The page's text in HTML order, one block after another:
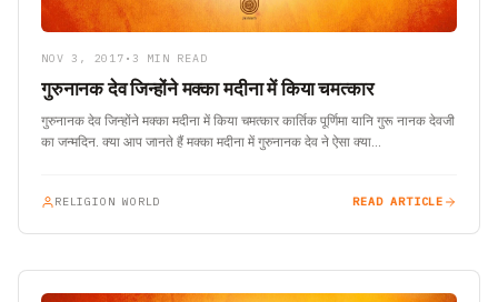
NOV 3, 2017 • 3 MIN READ
गुरुनानक देव जिन्होंने मक्का मदीना में किया चमत्कार
गुरुनानक देव जिन्होंने मक्का मदीना में किया चमत्कार कार्तिक पूर्णिमा यानि गुरू नानक देवजी
का जन्‍मदिन. क्या आप जानते हैं मक्का मदीना में गुरुनानक देव ने ऐसा क्या…
RELIGION WORLD READ ARTICLE